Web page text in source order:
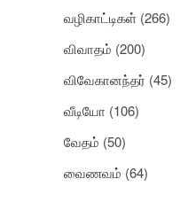
வழிகாட்டிகள் (266)
விவாதம் (200)
விவேகானந்தர் (45)
வீடியோ (106)
வேதம் (50)
வைணவம் (64)